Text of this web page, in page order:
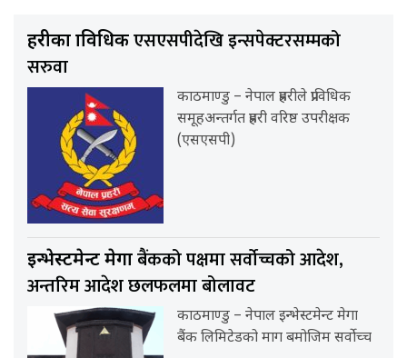
प्रहरीका प्राविधिकएसएसपीदेखि इन्सपेक्टरसम्मको
सरुवा
काठमाण्डु – नेपाल प्रहरीले प्राविधिक
समूहअन्तर्गत प्रहरी वरिष्ठ उपरीक्षक
(एसएसपी)
इन्भेस्टमेन्ट मेगाबैंकको पक्षमा सर्वाेच्चको आदेश,
अन्तरिम आदेश छलफलमा बोलावट
काठमाण्डु – नेपाल इन्भेस्टमेन्ट मेगा
बैंक लिमिटेडको माग बमोजिम सर्वोच्च